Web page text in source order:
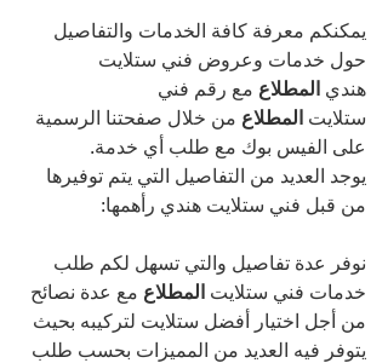
يمكنكم معرفة كافة الخدمات والتفاصيل
حول خدمات وعروض فني ستلايت
هندي المطلاع مع رقم فني
ستلايت المطلاع من خلال صفحتنا الرسمية
على الفيس بوك مع طلب أي خدمة.
يوجد العديد من التفاصيل التي يتم توفيرها
من قبل فني ستلايت هندي رأهمها:
نوفر عدة تفاصيل والتي تسهل لكم طلب
خدمات فني ستلايت المطلاع مع عدة نصائح
من أجل اختيار أفضل ستلايت لتركيبه بحيث
يتوفر فيه العديد من المميزات بحسب طلب